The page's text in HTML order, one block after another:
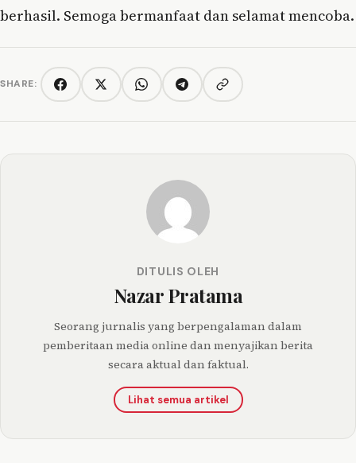
berhasil. Semoga bermanfaat dan selamat mencoba.
SHARE: FacebookTwitter/XWhatsAppTelegramCopy link
DITULIS OLEH
Nazar Pratama
Seorang jurnalis yang berpengalaman dalam
pemberitaan media online dan menyajikan berita
secara aktual dan faktual.
Lihat semua artikel